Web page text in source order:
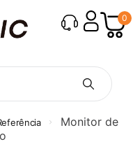
0
Monitor de